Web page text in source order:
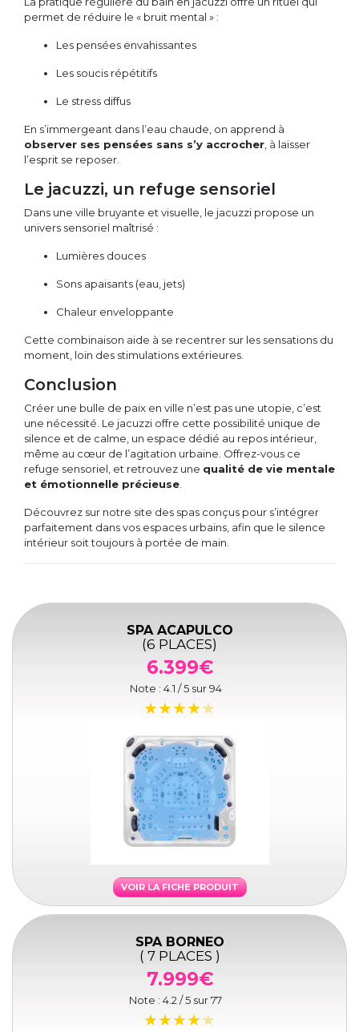
permet de réduire le « bruit mental » :
Les pensées envahissantes
Les soucis répétitifs
Le stress diffus
En s’immergeant dans l’eau chaude, on apprend à
observer ses pensées sans s’y accrocher , à laisser
l’esprit se reposer.
Le jacuzzi, un refuge sensoriel
Dans une ville bruyante et visuelle, le jacuzzi propose un
univers sensoriel maîtrisé :
Lumières douces
Sons apaisants (eau, jets)
Chaleur enveloppante
Cette combinaison aide à se recentrer sur les sensations du
moment, loin des stimulations extérieures.
Conclusion
Créer une bulle de paix en ville n’est pas une utopie, c’est
une nécessité. Le jacuzzi offre cette possibilité unique de
silence et de calme, un espace dédié au repos intérieur,
même au cœur de l’agitation urbaine. Offrez-vous ce
refuge sensoriel, et retrouvez une qualité de vie mentale
et émotionnelle précieuse
Découvrez sur notre site des spas conçus pour s’intégrer
parfaitement dans vos espaces urbains, afin que le silence
intérieur soit toujours à portée de main.
SPA ACAPULCO
(6 PLACES)
6.399€
Note : 4.1 / 5 sur94
VOIR LA FICHE PRODUIT
SPA BORNEO
( 7 PLACES )
7.999€
Note : 4.2 / 5 sur77